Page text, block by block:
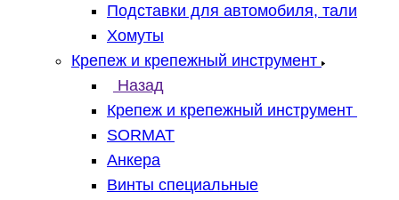
Подставки для автомобиля, тали
Хомуты
Крепеж и крепежный инструмент
Назад
Крепеж и крепежный инструмент
SORMAT
Анкера
Винты специальные